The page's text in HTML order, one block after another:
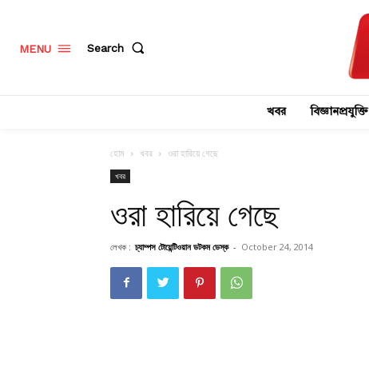
MENU Search
খবর বিজ্ঞানপ্রযুক্তি
হোম খবর ওরা হারিয়ে গেছে
খবর
ওরা হারিয়ে গেছে
লেখক : চ্যাম্পস টোয়েন্টিওয়ান ডটকম ডেস্ক - October 24, 2014